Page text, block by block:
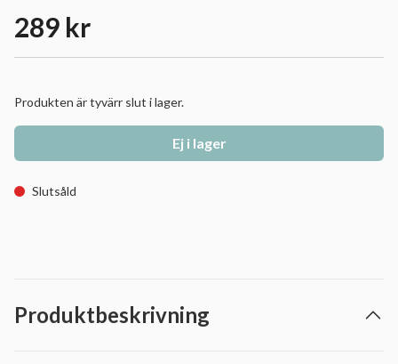
289 kr
Produkten är tyvärr slut i lager.
Ej i lager
Slutsåld
Produktbeskrivning